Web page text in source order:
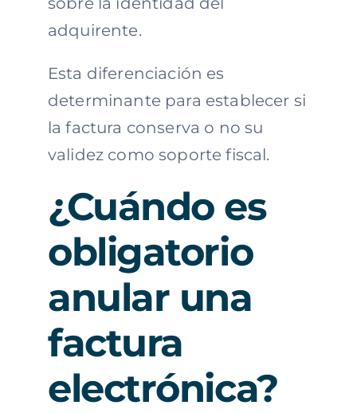
adquirente.
Esta diferenciación es
determinante para establecer si
la factura conserva o no su
validez como soporte fiscal.
¿Cuándo es
obligatorio
anular una
factura
electrónica?